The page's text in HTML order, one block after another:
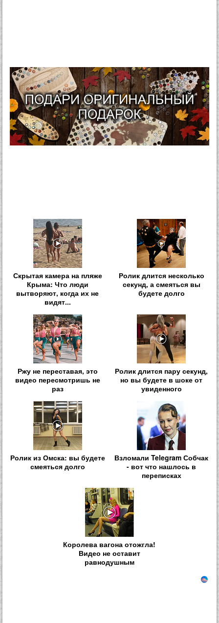
Скрытая камера на пляже
Крыма: Что люди
вытворяют, когда их не
видят...
Ролик длится несколько
секунд, а смеяться вы
будете долго
Ржу не переставая, это
видео пересмотришь не
раз
Ролик длится пару секунд,
но вы будете в шоке от
увиденного
Ролик из Омска: вы будете
смеяться долго
Взломали Telegram Собчак
- вот что нашлось в
переписках
Королева вагона отожгла!
Видео не оставит
равнодушным